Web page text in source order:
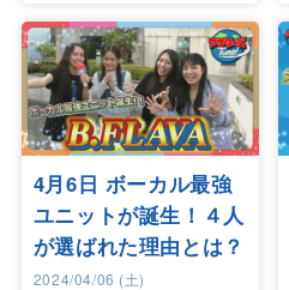
4月6日 ボーカル最強
ユニットが誕生！４人
が選ばれた理由とは？
2024/04/06 (土)